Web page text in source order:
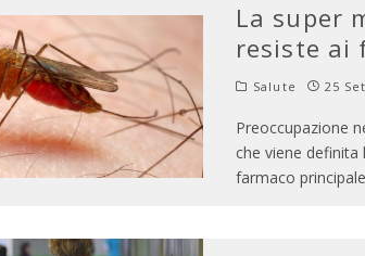
La super
resiste ai
Salute 25
Preoccupazione
che viene definita
farmaco principale